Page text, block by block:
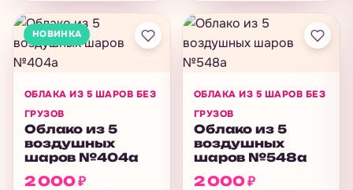
НОВИНКА
ОБЛАКА ИЗ 5 ШАРОВ БЕЗ
ГРУЗОВ
Облако из 5
воздушных
шаров №404а
2 000₽
ОБЛАКА ИЗ 5 ШАРОВ БЕЗ
ГРУЗОВ
Облако из 5
воздушных
шаров №548а
2 000₽